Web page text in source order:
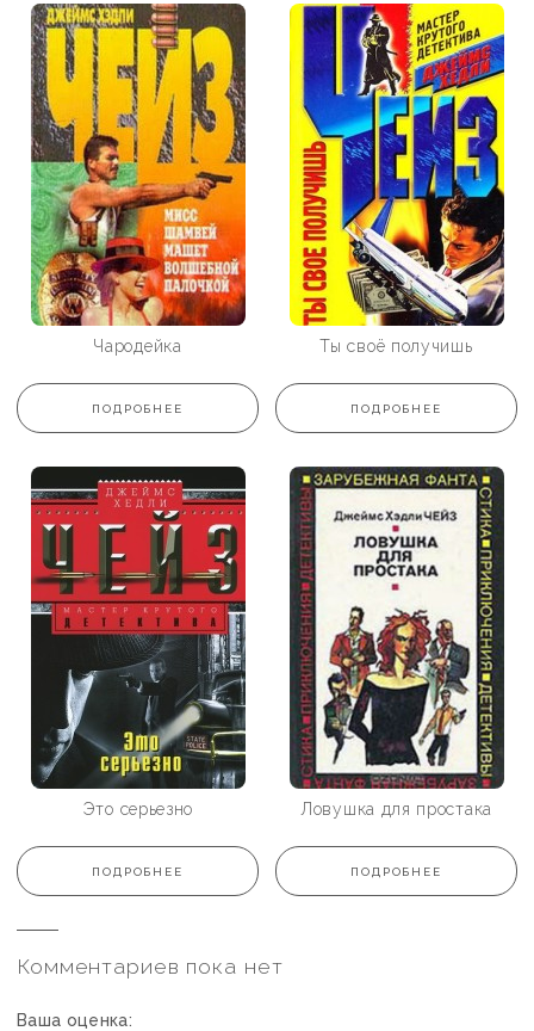
Чародейка
ПОДРОБНЕЕ
Ты своё получишь
ПОДРОБНЕЕ
Это серьезно
ПОДРОБНЕЕ
Ловушка для простака
ПОДРОБНЕЕ
Комментариев пока нет
Ваша оценка: